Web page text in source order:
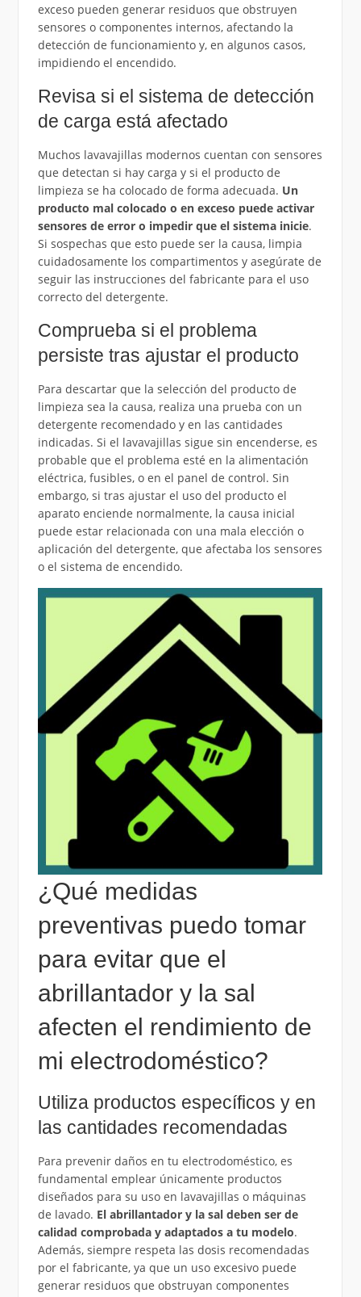
exceso pueden generar residuos que obstruyen
sensores o componentes internos, afectando la
detección de funcionamiento y, en algunos casos,
impidiendo el encendido.
Revisa si el sistema de detección
de carga está afectado
Muchos lavavajillas modernos cuentan con sensores
que detectan si hay carga y si el producto de
limpieza se ha colocado de forma adecuada. Un
producto mal colocado o en exceso puede activar
sensores de error o impedir que el sistema inicie.
Si sospechas que esto puede ser la causa, limpia
cuidadosamente los compartimentos y asegúrate de
seguir las instrucciones del fabricante para el uso
correcto del detergente.
Comprueba si el problema
persiste tras ajustar el producto
Para descartar que la selección del producto de
limpieza sea la causa, realiza una prueba con un
detergente recomendado y en las cantidades
indicadas. Si el lavavajillas sigue sin encenderse, es
probable que el problema esté en la alimentación
eléctrica, fusibles, o en el panel de control. Sin
embargo, si tras ajustar el uso del producto el
aparato enciende normalmente, la causa inicial
puede estar relacionada con una mala elección o
aplicación del detergente, que afectaba los sensores
o el sistema de encendido.
¿Qué medidas
preventivas puedo tomar
para evitar que el
abrillantador y la sal
afecten el rendimiento de
mi electrodoméstico?
Utiliza productos específicos y en
las cantidades recomendadas
Para prevenir daños en tu electrodoméstico, es
fundamental emplear únicamente productos
diseñados para su uso en lavavajillas o máquinas
de lavado. El abrillantador y la sal deben ser de
calidad comprobada y adaptados a tu modelo.
Además, siempre respeta las dosis recomendadas
por el fabricante, ya que un uso excesivo puede
generar residuos que obstruyan componentes